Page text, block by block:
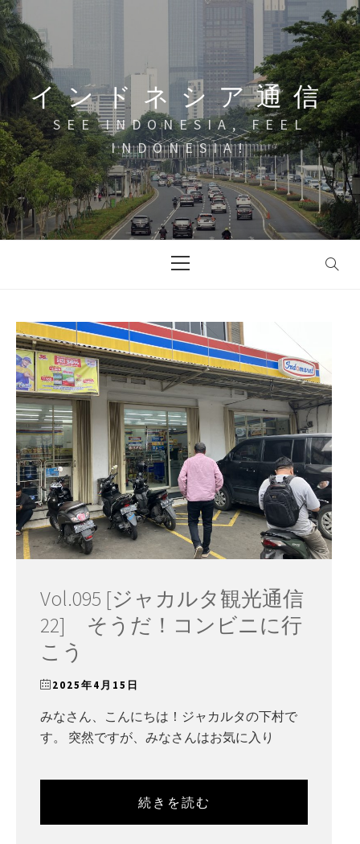
コ
ン
テ
ン
ツ
へ
ス
キ
ッ
プ
インドネシア通信
SEE INDONESIA, FEEL
INDONESIA!
イ
ニ
ュ
ー
Vol.095 [ジャカルタ観光通信
22] そうだ！コンビニに行
こう
2025年4月15日
みなさん、こんにちは！ジャカルタの下村で
す。 突然ですが、みなさんはお気に入り
続きを読む